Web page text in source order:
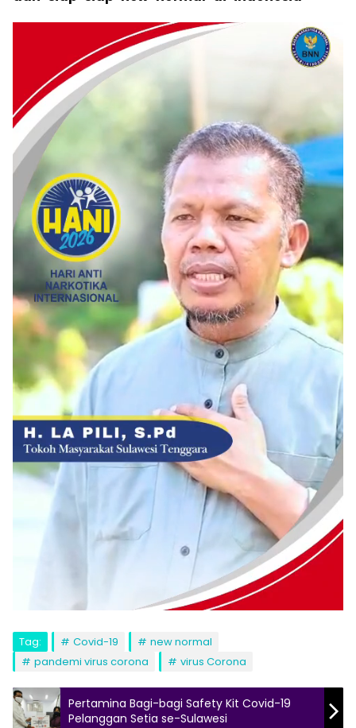
Tag: Covid-19
new normal
pandemi virus corona
virus Corona
Pertamina Bagi-bagi Safety Kit Covid-19
Pelanggan Setia se-Sulawesi